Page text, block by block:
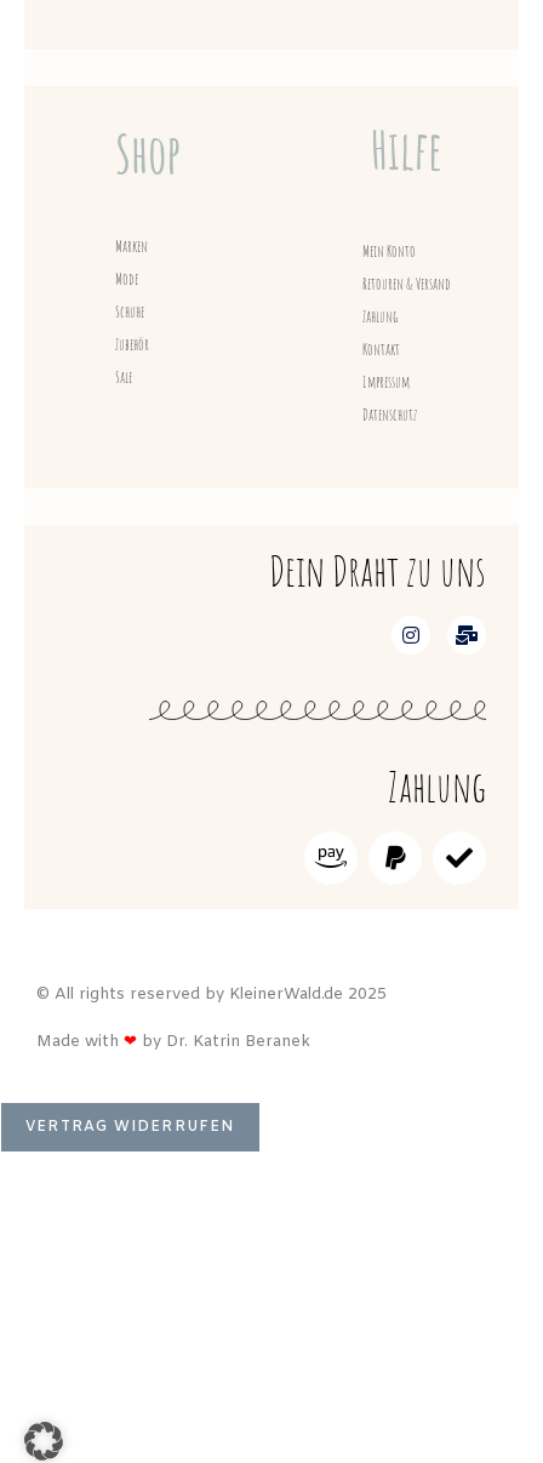
Shop
Marken
Mode
Schuhe
Zubehör
Sale
Hilfe
Mein Konto
Retouren & Versand
Zahlung
Kontakt
Impressum
Datenschutz
Dein Draht zu uns
Zahlung
© All rights reserved by KleinerWald.de 2025
Made with ❤ by Dr. Katrin Beranek
VERTRAG WIDERRUFEN